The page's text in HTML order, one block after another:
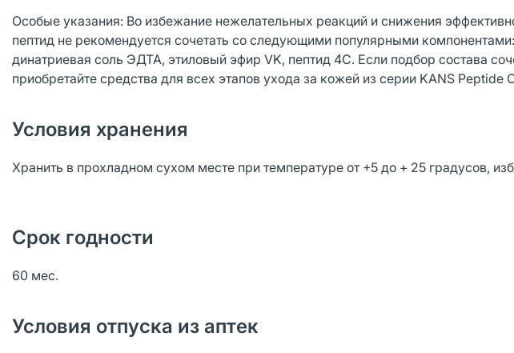
Особые указания: Во избежание нежелательных реакций и снижения
пептид не рекомендуется сочетать со следующими популярными
динатриевая соль ЭДТА, этиловый эфир VK, пептид 4C. Если подбор состава
приобретайте средства для всех этапов ухода за кожей из серии KANS Peptide
Условия хранения
Хранить в прохладном сухом месте при температуре от +5 до + 25 градусов,
Срок годности
60 мес.
Условия отпуска из аптек